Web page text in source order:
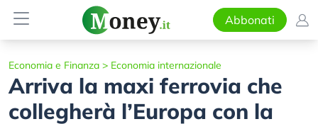
Abbonati
Economia e Finanza > Economia internazionale
Arriva la maxi ferrovia che
collegherà l’Europa con la